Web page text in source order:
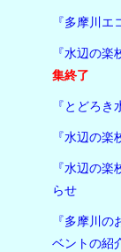
『多摩川
『水辺の
集終了
『とどろ
『水辺の
『水辺の
らせ
『多摩川
ベントの紹